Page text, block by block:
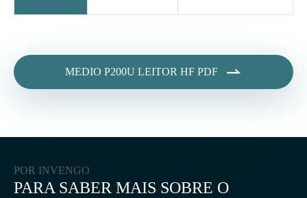
MEDIO P200U LEITOR HF PDF 
POR INVENGO
PARA SABER MAIS SOBRE O